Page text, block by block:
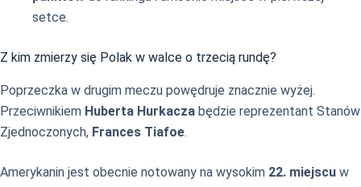
setce.
Z kim zmierzy się Polak w walce o trzecią rundę?
Poprzeczka w drugim meczu powędruje znacznie wyżej.
Przeciwnikiem Huberta Hurkacza będzie reprezentant Stanów
Zjednoczonych, Frances Tiafoe.
Amerykanin jest obecnie notowany na wysokim 22. miejscu w